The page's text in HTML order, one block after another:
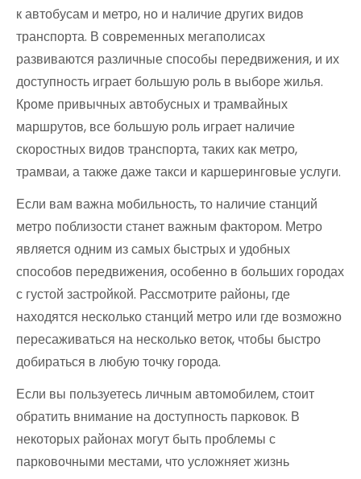
к автобусам и метро, но и наличие других видов
транспорта. В современных мегаполисах
развиваются различные способы передвижения, и их
доступность играет большую роль в выборе жилья.
Кроме привычных автобусных и трамвайных
маршрутов, все большую роль играет наличие
скоростных видов транспорта, таких как метро,
трамваи, а также даже такси и каршеринговые услуги.
Если вам важна мобильность, то наличие станций
метро поблизости станет важным фактором. Метро
является одним из самых быстрых и удобных
способов передвижения, особенно в больших городах
с густой застройкой. Рассмотрите районы, где
находятся несколько станций метро или где возможно
пересаживаться на несколько веток, чтобы быстро
добираться в любую точку города.
Если вы пользуетесь личным автомобилем, стоит
обратить внимание на доступность парковок. В
некоторых районах могут быть проблемы с
парковочными местами, что усложняет жизнь